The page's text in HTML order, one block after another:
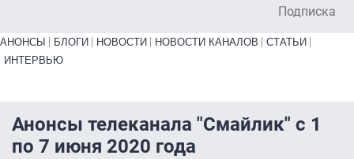
Подписка
Primary links bottom
АНОНСЫ БЛОГИ НОВОСТИ НОВОСТИ КАНАЛОВ
СТАТЬИ
ИНТЕРВЬЮ
Анонсы телеканала "Смайлик" с 1
по 7 июня 2020 года